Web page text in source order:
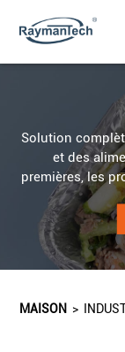
Solution
et des
premières, les
la
MAISON >